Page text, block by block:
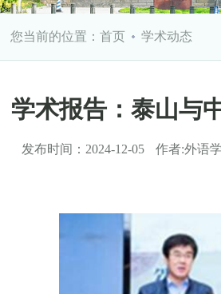
您当前的位置：首页 学术动态
学术报告：泰山与
发布时间： 2024-12-05 作者:外语